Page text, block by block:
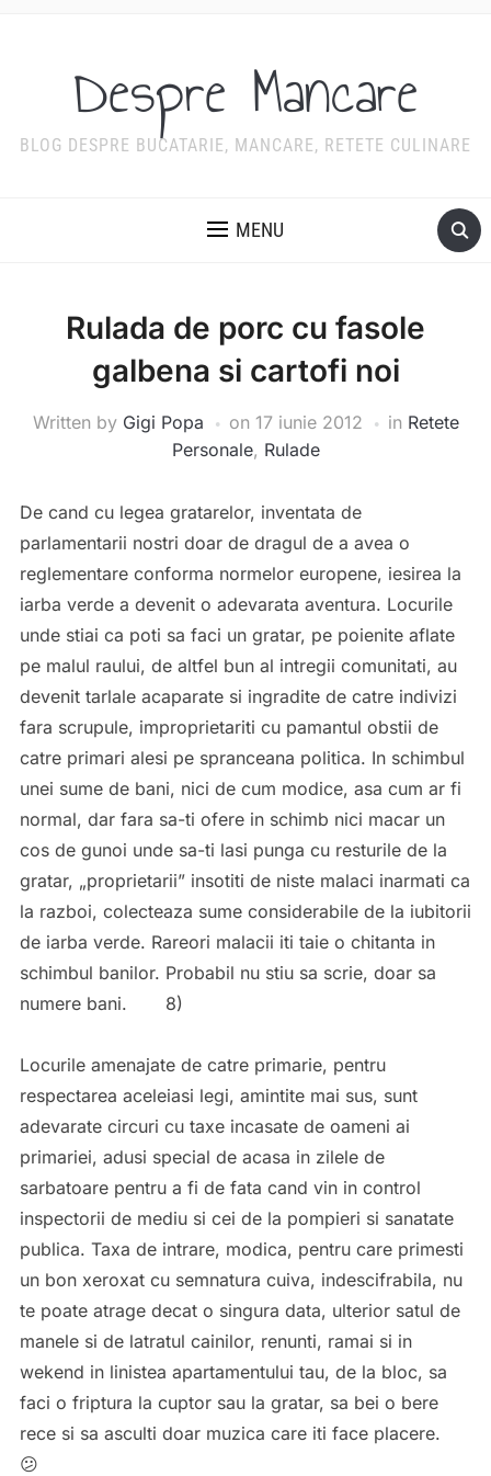
Despre Mancare
BLOG DESPRE BUCATARIE, MANCARE, RETETE CULINARE
MENU
Rulada de porc cu fasole
galbena si cartofi noi
Written by Gigi Popa on 17 iunie 2012 in Retete
Personale, Rulade
De cand cu legea gratarelor, inventata de
parlamentarii nostri doar de dragul de a avea o
reglementare conforma normelor europene, iesirea la
iarba verde a devenit o adevarata aventura. Locurile
unde stiai ca poti sa faci un gratar, pe poienite aflate
pe malul raului, de altfel bun al intregii comunitati, au
devenit tarlale acaparate si ingradite de catre indivizi
fara scrupule, improprietariti cu pamantul obstii de
catre primari alesi pe spranceana politica. In schimbul
unei sume de bani, nici de cum modice, asa cum ar fi
normal, dar fara sa-ti ofere in schimb nici macar un
cos de gunoi unde sa-ti lasi punga cu resturile de la
gratar, „proprietarii” insotiti de niste malaci inarmati ca
la razboi, colecteaza sume considerabile de la iubitorii
de iarba verde. Rareori malacii iti taie o chitanta in
schimbul banilor. Probabil nu stiu sa scrie, doar sa
numere bani. 8)
Locurile amenajate de catre primarie, pentru
respectarea aceleiasi legi, amintite mai sus, sunt
adevarate circuri cu taxe incasate de oameni ai
primariei, adusi special de acasa in zilele de
sarbatoare pentru a fi de fata cand vin in control
inspectorii de mediu si cei de la pompieri si sanatate
publica. Taxa de intrare, modica, pentru care primesti
un bon xeroxat cu semnatura cuiva, indescifrabila, nu
te poate atrage decat o singura data, ulterior satul de
manele si de latratul cainilor, renunti, ramai si in
wekend in linistea apartamentului tau, de la bloc, sa
faci o friptura la cuptor sau la gratar, sa bei o bere
rece si sa asculti doar muzica care iti face placere.
😕